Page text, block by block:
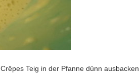
Crêpes Teig in der Pfanne dünn ausbacken